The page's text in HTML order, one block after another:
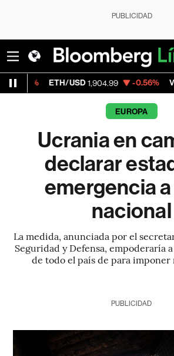
PUBLICIDAD
ETH/USD 1,904.99 -0.56% Visa 368.54
EUROPA
Ucrania en
declarar
emergencia
nacional
La medida, anunciada por el
Seguridad y Defensa, empoderaría
de todo el país de para
PUBLICIDAD